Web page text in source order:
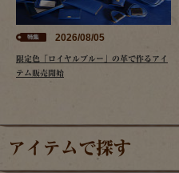
2026/08/05
限定色「ロイヤルブルー」の革で作るアイ
テム販売開始
アイテムで探す